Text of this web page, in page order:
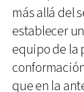
más allá del
establecer
equipo de la
que en la